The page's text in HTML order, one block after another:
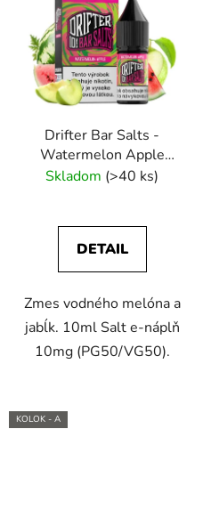
Drifter Bar Salts -
Watermelon Apple
10ml (10mg) e-liquid
Skladom (>40 ks)
DETAIL
Zmes vodného melóna a
jabĺk. 10ml Salt e-náplň
10mg (PG50/VG50).
KOLOK - A